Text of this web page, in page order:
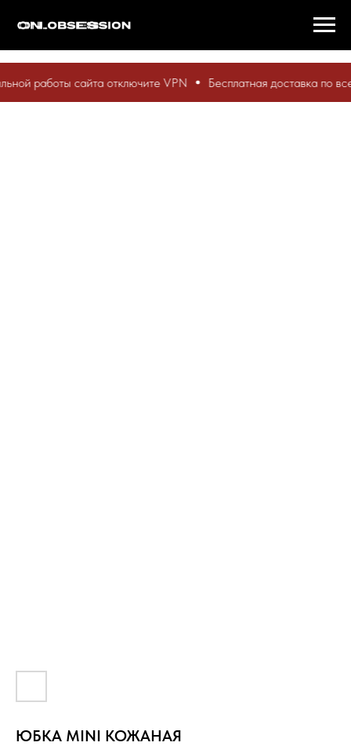
работы сайта отключите VPN Бесплатная доставка по всей
ЮБКА MINI КОЖАНАЯ